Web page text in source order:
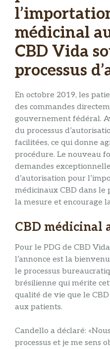
médicinal
CBD Vida
processus
En octobre 2019, les
des commandes
gouvernement fédéral.
du processus
facilitées, ce qui donne
procédure. Le nouveau
demandes
d’autorisation pour
médicinaux CBD dans le
la mesure et encourage
CBD médicinal
Pour le PDG de CBD
l’annonce est la
le processus
brésilienne qui mérite
qualité de vie que le
aux patients.
Candello a déclaré:
processus et je me sens